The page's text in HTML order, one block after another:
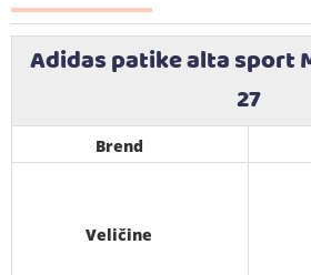
Adidas patike alta sport
27
Brend
Veličine